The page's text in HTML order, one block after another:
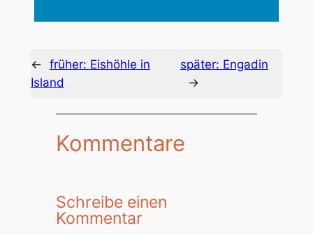
← früher: Eishöhle in
Island
später: Engadin
→
Kommentare
Schreibe einen
Kommentar